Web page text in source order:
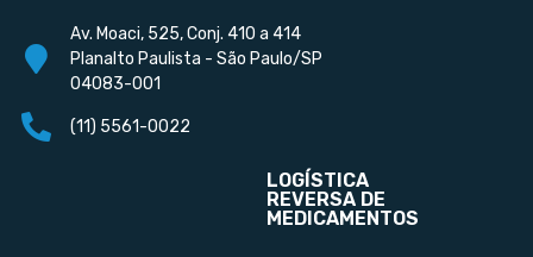
Av. Moaci, 525, Conj. 410 a 414
Planalto Paulista - São Paulo/SP
04083-001
(11) 5561-0022
LOGÍSTICA
REVERSA DE
MEDICAMENTOS